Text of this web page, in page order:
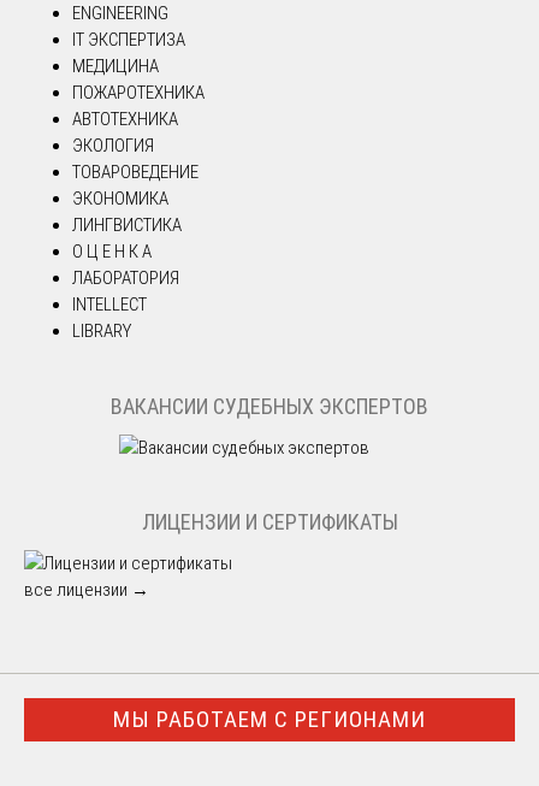
ENGINEERING
IT ЭКСПЕРТИЗА
МЕДИЦИНА
ПОЖАРОТЕХНИКА
АВТОТЕХНИКА
ЭКОЛОГИЯ
ТОВАРОВЕДЕНИЕ
ЭКОНОМИКА
ЛИНГВИСТИКА
О Ц Е Н К А
ЛАБОРАТОРИЯ
INTELLECT
LIBRARY
ВАКАНСИИ СУДЕБНЫХ ЭКСПЕРТОВ
ЛИЦЕНЗИИ И СЕРТИФИКАТЫ
все лицензии →
МЫ РАБОТАЕМ С РЕГИОНАМИ